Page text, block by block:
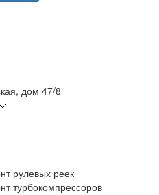
дом 47/8
рулевых реек
турбокомпрессоров